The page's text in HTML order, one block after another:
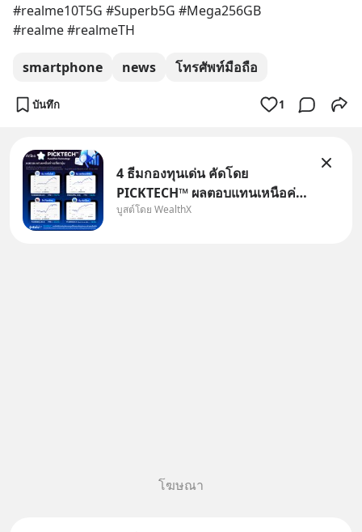
#realme10T5G #Superb5G #Mega256GB
#realme #realmeTH
smartphone news โทรศัพท์มือถือ
บันทึก 1
4 ธีมกองทุนเด่น คัดโดย
PICKTECH™ ผลตอบแทนเหนือค่า
เฉลี่ยกลุ่ม ถ้าอยากค้นหากองทุนที่
บูสต์โดย WealthX
โฆษณา